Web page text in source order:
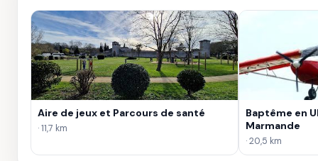
Aire de jeux et Parcours de santé
· 11,7 km
Baptême en
Marmande
· 20,5 km